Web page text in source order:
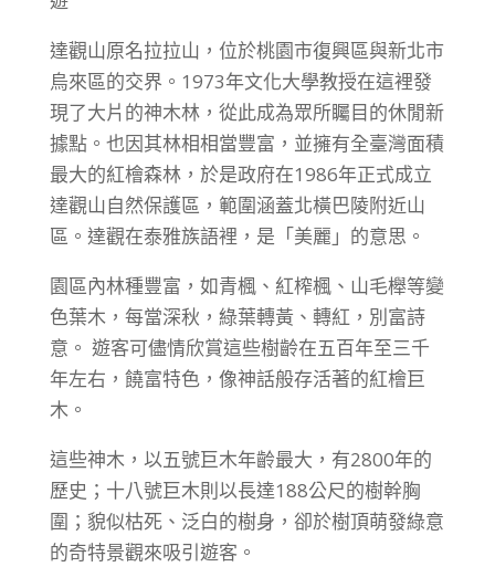
達觀山原名拉拉山，位於桃園市復興區與新北市
烏來區的交界。1973年文化大學教授在這裡發
現了大片的神木林，從此成為眾所矚目的休閒新
據點。也因其林相相當豐富，並擁有全臺灣面積
最大的紅檜森林，於是政府在1986年正式成立
達觀山自然保護區，範圍涵蓋北橫巴陵附近山
區。達觀在泰雅族語裡，是「美麗」的意思。
園區內林種豐富，如青楓、紅榨楓、山毛櫸等變
色葉木，每當深秋，綠葉轉黃、轉紅，別富詩
意。 遊客可儘情欣賞這些樹齡在五百年至三千
年左右，饒富特色，像神話般存活著的紅檜巨
木。
這些神木，以五號巨木年齡最大，有2800年的
歷史；十八號巨木則以長達188公尺的樹幹胸
圍；貌似枯死、泛白的樹身，卻於樹頂萌發綠意
的奇特景觀來吸引遊客。